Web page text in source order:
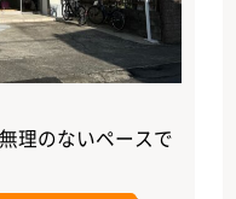
理のないペースで